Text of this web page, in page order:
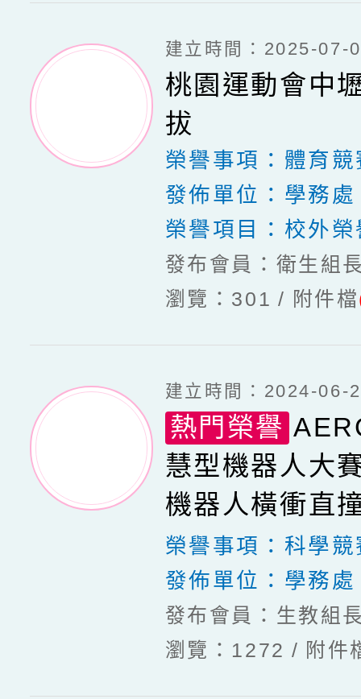
建立時間：2025-07-
桃園運動會中
拔
榮譽事項： 體育競
發佈單位： 學務處
榮譽項目： 校外榮
發布會員：衛生組
瀏覽：301
附件檔
建立時間：2024-06-
熱門榮譽
慧型機器人大
機器人橫衝直
第二名
榮譽事項： 科學競
發佈單位： 學務處
發布會員：生教組
瀏覽：1272
附件